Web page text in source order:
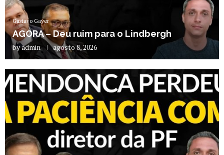
Gustavo Gayer
AGORA – Deu ruim para o Lindbergh
byadmin agosto 8, 2026